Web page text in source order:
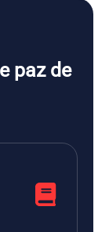
paz de